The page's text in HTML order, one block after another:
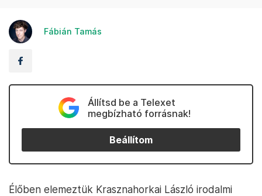
Fábián Tamás
Állítsd be a Telexet
megbízható forrásnak!
Beállítom
Élőben elemeztük Krasznahorkai László irodalmi